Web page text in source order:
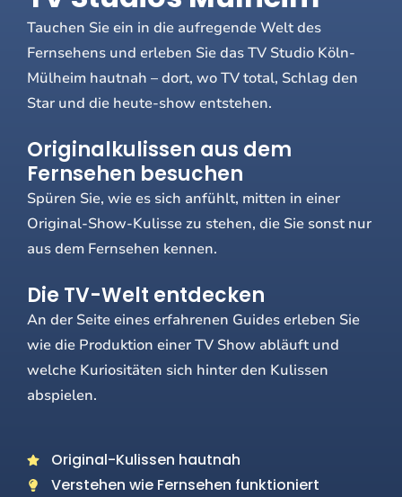
Tauchen Sie ein in die aufregende Welt des
Fernsehens und erleben Sie das TV Studio Köln-
Mülheim hautnah – dort, wo TV total, Schlag den
Star und die heute-show entstehen.
Originalkulissen aus dem
Fernsehen besuchen
Spüren Sie, wie es sich anfühlt, mitten in einer
Original-Show-Kulisse zu stehen, die Sie sonst nur
aus dem Fernsehen kennen.
Die TV-Welt entdecken
An der Seite eines erfahrenen Guides erleben Sie
wie die Produktion einer TV Show abläuft und
welche Kuriositäten sich hinter den Kulissen
abspielen.
Original-Kulissen hautnah
Verstehen wie Fernsehen funktioniert